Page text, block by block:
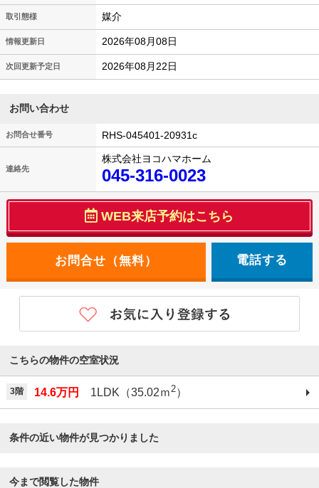
取引態様 媒介
情報更新日 2026年08月08日
次回更新予定日 2026年08月22日
お問い合わせ
お問合せ番号 RHS-045401-20931c
連絡先
株式会社ヨコハマホーム
045-316-0023
WEB来店予約はこちら
電話する
こちらの物件の空室状況
3階 14.6万円 1LDK（35.02ｍ2）
条件の近い物件が見つかりました
今まで閲覧した物件